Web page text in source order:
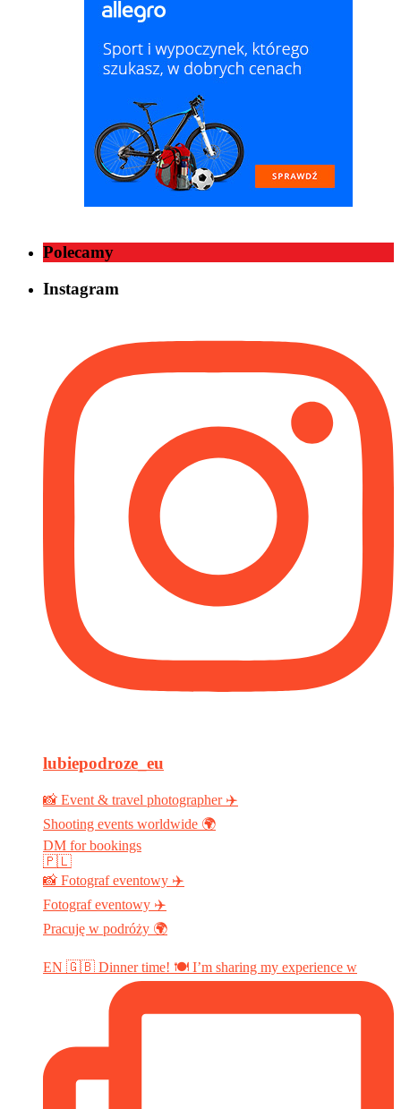
Polecamy
Instagram
lubiepodroze_eu
📸 Event & travel photographer ✈️
Shooting events worldwide 🌍
DM for bookings
🇵🇱
📸 Fotograf eventowy ✈️
Fotograf eventowy ✈️
Pracuję w podróży 🌍
EN 🇬🇧 Dinner time! 🍽️ I’m sharing my experience w